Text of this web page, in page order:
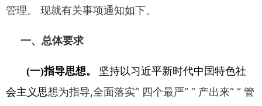
管理。 现就有关事项通知如下。
一、 总体要求
(一)指导思想。
坚持以习近平新时代中国特色社
会主义思想为指导,全面落实“ 四个最严” “ 产出来” “ 管